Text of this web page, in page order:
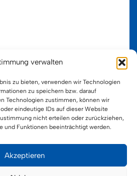
verwalten
zu bieten, verwenden wir Technologien
zu speichern bzw. darauf
Technologien zustimmen, können wir
eindeutige IDs auf dieser Website
nicht erteilen oder zurückziehen,
und Funktionen beeinträchtigt werden.
Akzeptieren